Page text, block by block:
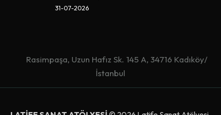
31-07-2026
Rasimpaşa, Uzun Hafız Sk. 145 A, 34716 Kadıköy/
İstanbul